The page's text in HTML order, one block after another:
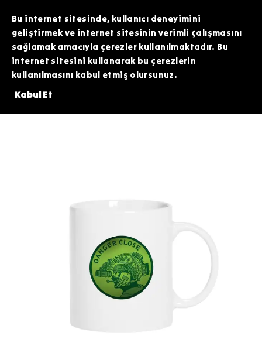
HATTIMIZDAN BİZİMLE İLETİŞİME GEÇEBİLİRSİNİZ. SİZE EN İYİ FIRSATLARI
SUNMAK İÇİN BURADAYIZ!
Bu internet sitesinde, kullanıcı deneyimini
geliştirmek ve internet sitesinin verimli çalışmasını
sağlamak amacıyla çerezler kullanılmaktadır. Bu
internet sitesini kullanarak bu çerezlerin
kullanılmasını kabul etmiş olursunuz.
Kabul Et
200 TL DEĞERİNDEKİ ARDİTİ TACTİCAL SİLİKON PATCH HEDİYE!⚠️